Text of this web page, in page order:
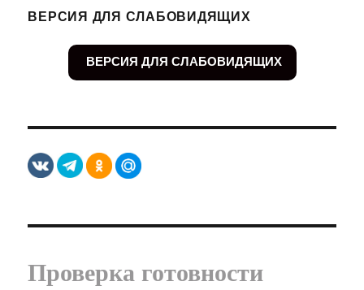
ВЕРСИЯ ДЛЯ СЛАБОВИДЯЩИХ
ВЕРСИЯ ДЛЯ СЛАБОВИДЯЩИХ
Проверка готовности